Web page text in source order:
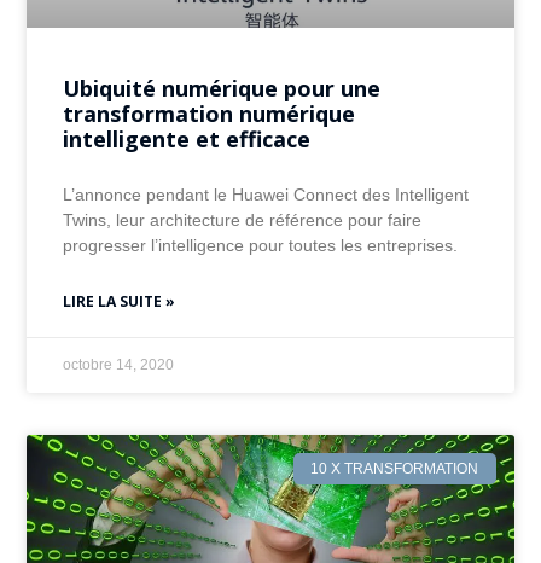
Ubiquité numérique pour une
transformation numérique
intelligente et efficace
L’annonce pendant le Huawei Connect des Intelligent
Twins, leur architecture de référence pour faire
progresser l’intelligence pour toutes les entreprises.
LIRE LA SUITE »
octobre 14, 2020
10 X TRANSFORMATION